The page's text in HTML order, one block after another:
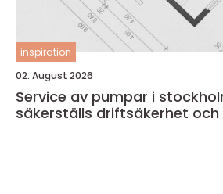
inspiration
02. August 2026
Service av pumpar i stockholm
säkerställs driftsäkerhet och